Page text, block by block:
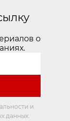
о
и
данных.